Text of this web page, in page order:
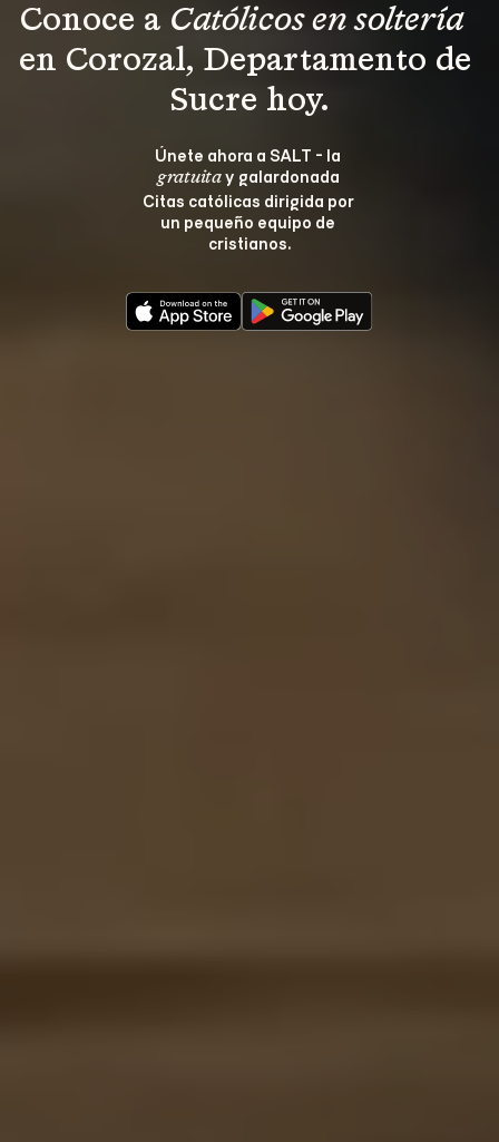
Conoce a Católicos en soltería
en Corozal, Departamento de
Sucre hoy.
Únete ahora a SALT - la
gratuita y galardonada
Citas católicas dirigida por
un pequeño equipo de
cristianos.